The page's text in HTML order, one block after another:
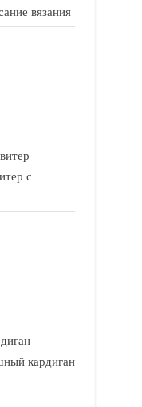
вязания
с
кардиган